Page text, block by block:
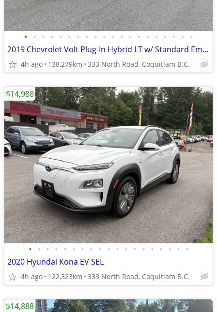
• • • • • • • • • • • • • • • • • • • •
2019 Chevrolet Volt Plug-In Hybrid LT w/ Standard Emission Package
4h ago 138,279km 333 North Road, Coquitlam B.C.
• • • • • • • • • • • • • • • • • • •
2020 Hyundai Kona EV SEL
4h ago 122,323km 333 North Road, Coquitlam B.C.
$14,988
$14,888